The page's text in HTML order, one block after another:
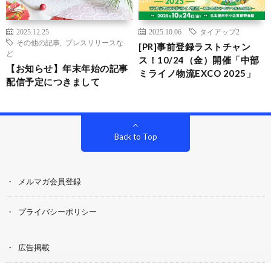
2025.12.25
その他の記事
プレスリリースな
ど
【お知らせ】年末年始の記事
配信予定につきまして
2025.10.06 タイアップ2
[PR]事前登録ラストチャン
ス！10/24（金）開催「中部
ミライノ物流EXCO 2025」
Back to Top
メルマガ会員登録
プライバシーポリシー
広告掲載